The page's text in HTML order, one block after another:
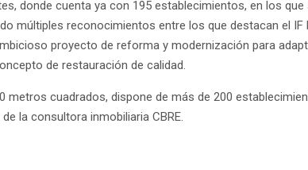
donde cuenta ya con 195 establecimientos, en los
múltiples reconocimientos entre los que destacan el IF
proyecto de reforma y modernización para
de restauración de calidad.
metros cuadrados, dispone de más de 200
la consultora inmobiliaria CBRE.